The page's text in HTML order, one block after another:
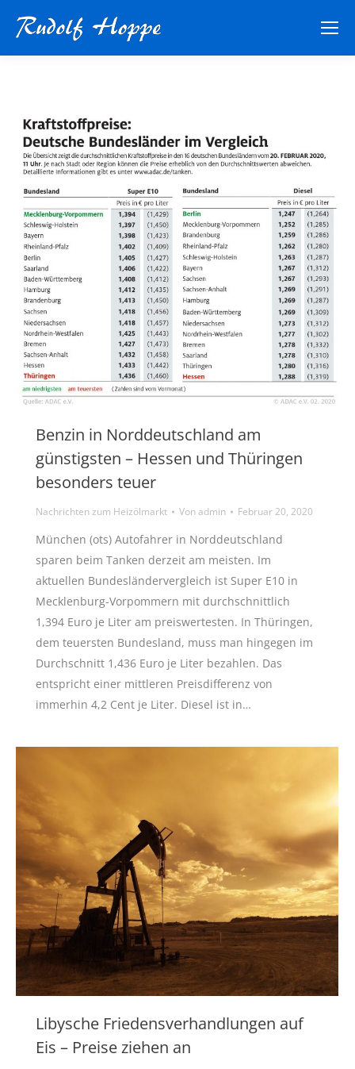
Benzin in Norddeutschland am
günstigsten – Hessen und Thüringen
besonders teuer
Nachrichten zum Heizölmarkt Vonadmin Februar 20, 2020
München (ots) Autofahrer in Norddeutschland
sparen beim Tanken derzeit am meisten. Im
aktuellen Bundesländervergleich ist Super E10 in
Mecklenburg-Vorpommern mit durchschnittlich
1,394 Euro je Liter am preiswertesten. In Thüringen,
dem teuersten Bundesland, muss man hingegen im
Durchschnitt 1,436 Euro je Liter bezahlen. Das
entspricht einer mittleren Preisdifferenz von
immerhin 4,2 Cent je Liter. Diesel ist in…
Libysche Friedensverhandlungen auf
Eis – Preise ziehen an